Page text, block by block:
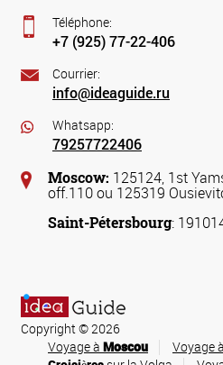
Téléphone:
+7 (925) 77-22-406
Courrier:
info@ideaguide.ru
Whatsapp:
79257722406
Moscow: 125124, 1st
off.110 ou 125319
Saint-Pétersbourg:
Copyright © 2026
Voyage à Moscou Voyage à